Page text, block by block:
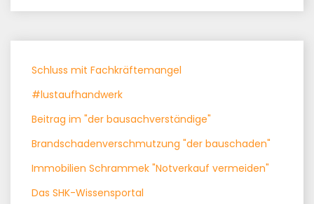
Schluss mit Fachkräftemangel
#lustaufhandwerk
Beitrag im "der bausachverständige"
Brandschadenverschmutzung "der bauschaden"
Immobilien Schrammek "Notverkauf vermeiden"
Das SHK-Wissensportal